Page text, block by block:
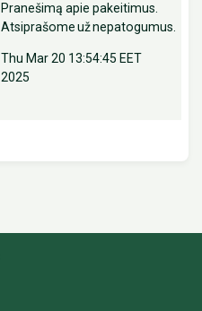
Pranešimą apie pakeitimus.
Atsiprašome už nepatogumus.
Thu Mar 20 13:54:45 EET
2025